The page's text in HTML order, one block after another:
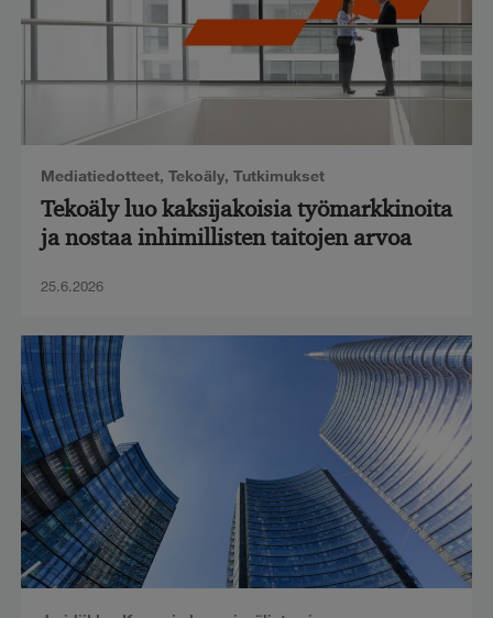
Mediatiedotteet, Tekoäly, Tutkimukset
Tekoäly luo kaksijakoisia työmarkkinoita
ja nostaa inhimillisten taitojen arvoa
25.6.2026